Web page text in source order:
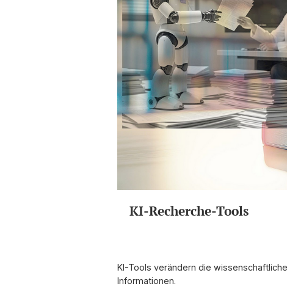
KI-Recherche-Tools
KI-Tools verändern die
Informationen.